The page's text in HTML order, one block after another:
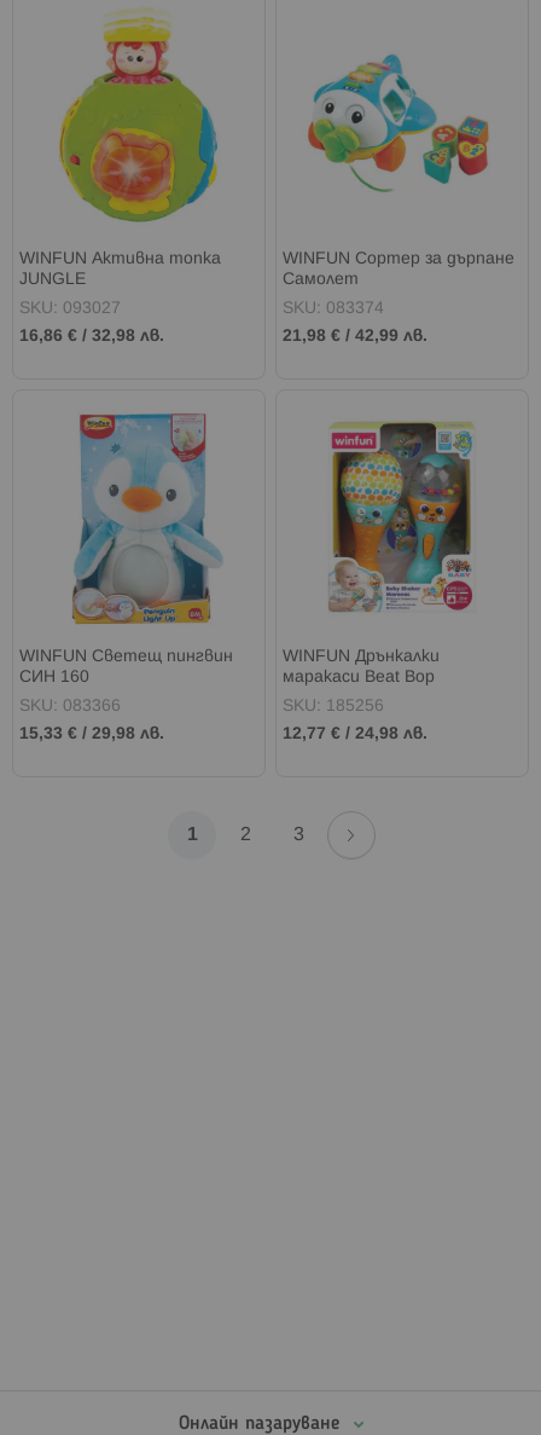
WINFUN Активна топка
JUNGLE
SKU: 093027
16,86 € / 32,98 лв.
WINFUN Сортер за дърпане
Самолет
SKU: 083374
21,98 € /42,99 лв.
WINFUN Светещ пингвин
СИН 160
SKU: 083366
15,33 € / 29,98 лв.
WINFUN Дрънкалки
маракаси Beat Bop
SKU: 185256
12,77 € /24,98 лв.
Страница
В
1 Страница
2 Страница
3
Страница
Напред
Онлайн пазаруване